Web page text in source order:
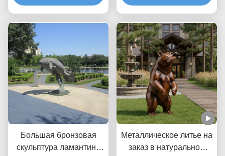
статуя коричневого
Прибрежный сад
художественная статуя
Большая бронзовая
скульптура ламантина
Металлическое литье на
заказ в натуральном